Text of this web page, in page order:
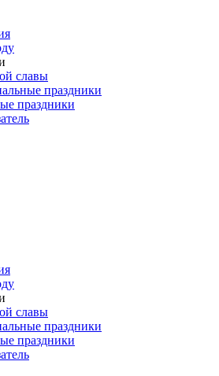
славы
праздники
праздники
славы
праздники
праздники